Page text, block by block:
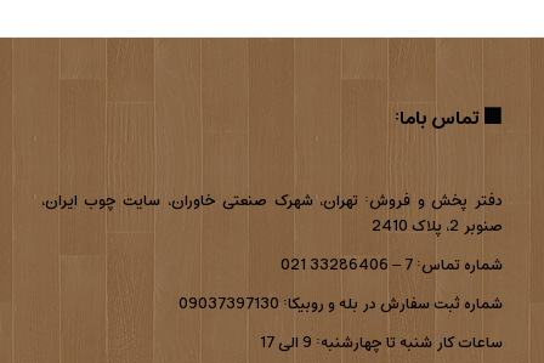
🏢 تماس با‌ما:
دفتر پخش و فروش: تهران، شهرک صنعتی خاوران، سایت چوب ایران،
صنوبر 2، پلاک 2410
شماره تماس: 7 – 33286406 021
شماره ثبت سفارش در بله و روبیکا: 09037397130
ساعات کار شنبه تا چهارشنبه: 9 الی 17